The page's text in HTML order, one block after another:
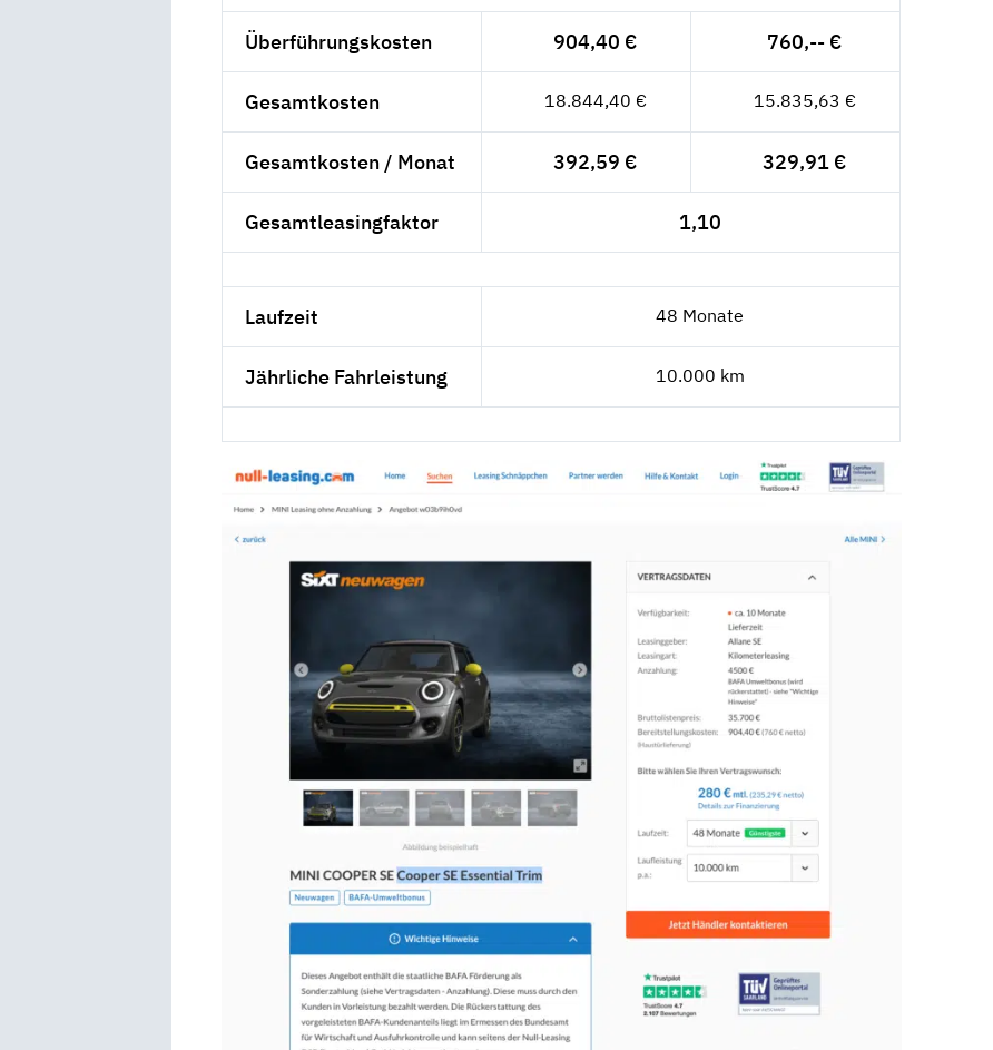
Überführungskosten 904,40 € 760,-- €
Gesamtkosten 18.844,40 € 15.835,63 €
Gesamtkosten / Monat 392,59 € 329,91 €
Gesamtleasingfaktor 1,10
Laufzeit 48 Monate
Jährliche Fahrleistung 10.000 km